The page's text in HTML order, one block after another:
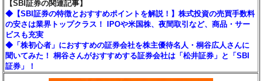
【SBI証券の関連記事】
◆【SBI証券の特徴とおすすめポイントを解説！】株式投資の売買手数料
の安さは業界トップクラス！ IPOや米国株、夜間取引など、商品・サー
ビスも充実
◆「株初心者」におすすめの証券会社を株主優待名人・桐谷広人さんに
聞いてみた！ 桐谷さんがおすすめする証券会社は「松井証券」と「SBI
証券」！